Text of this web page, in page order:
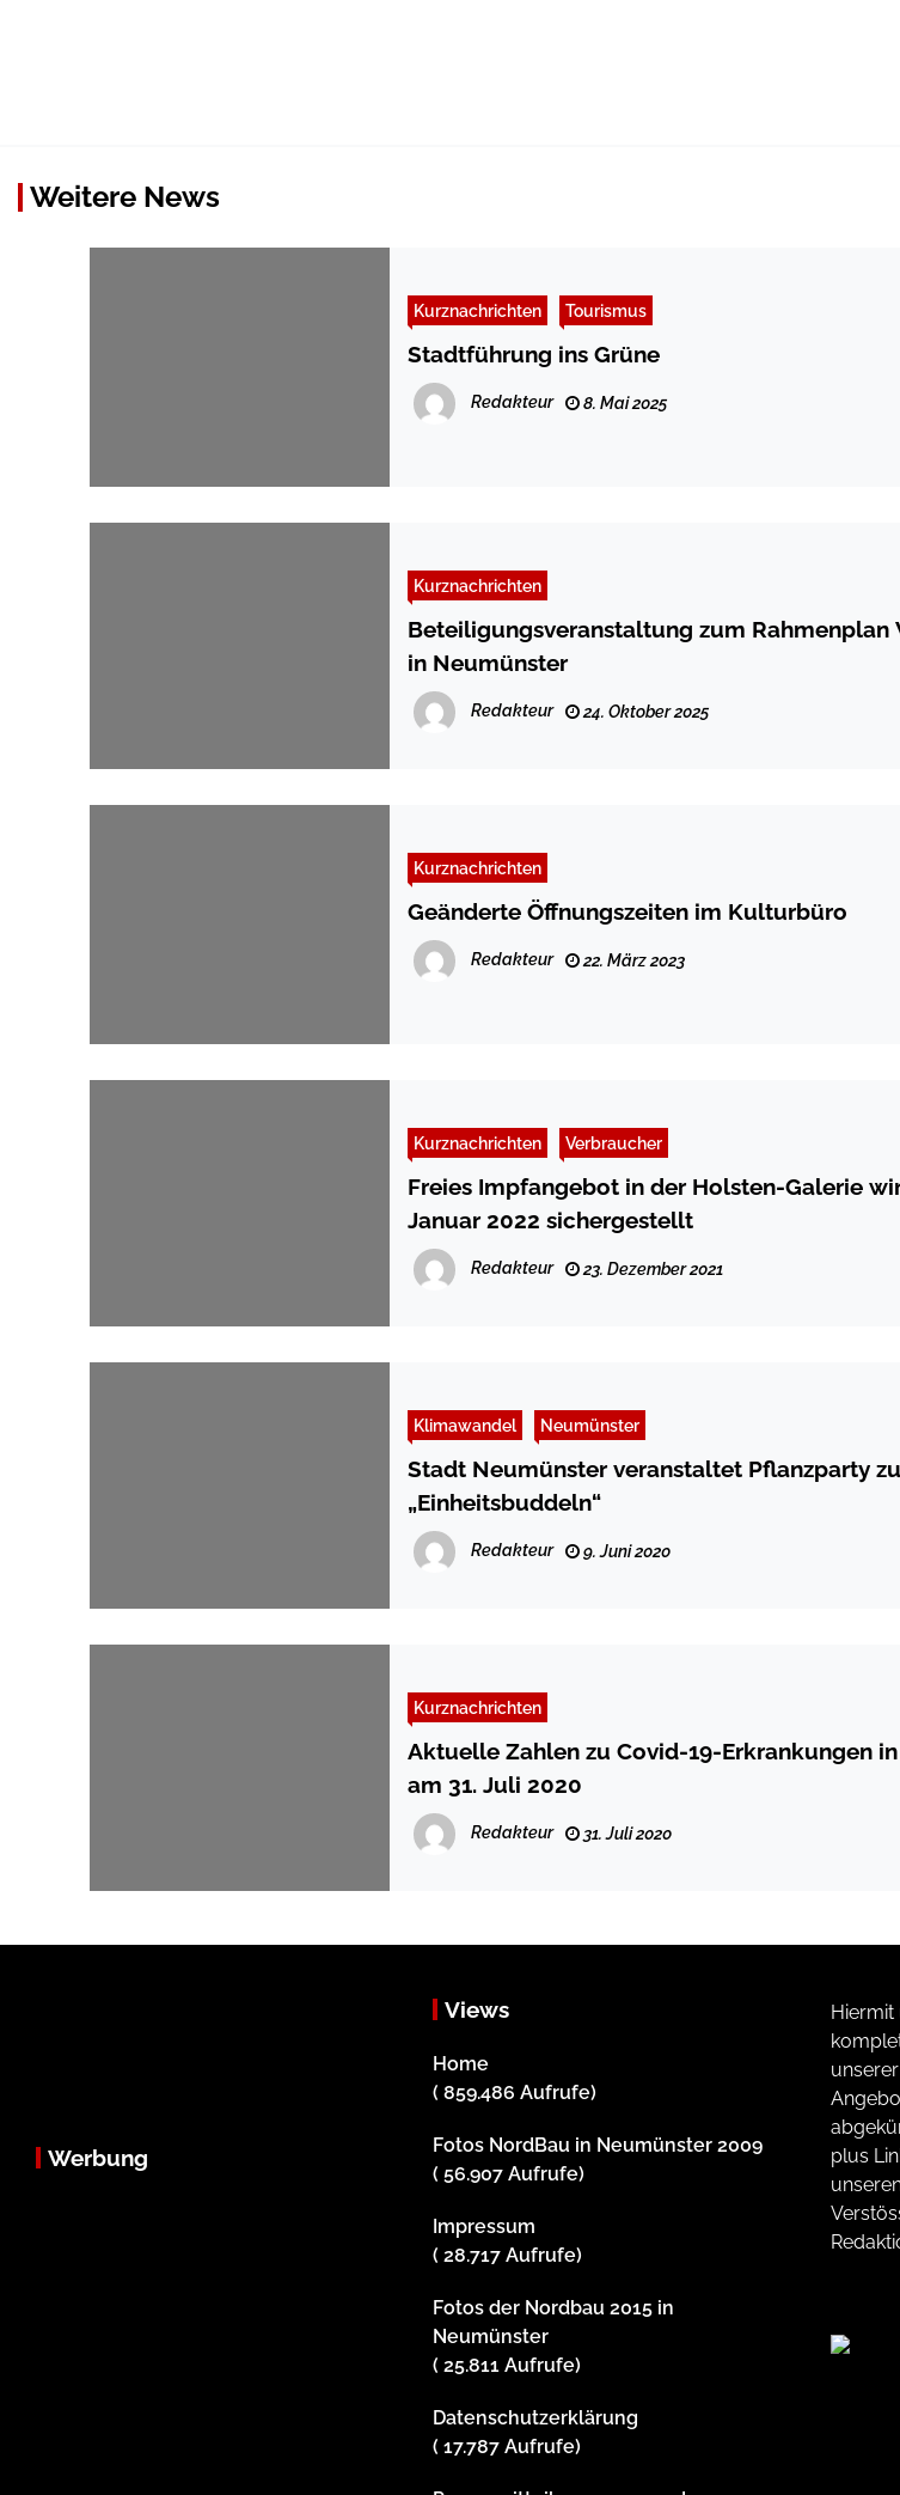
Weitere News
Kurznachrichten Tourismus
Stadtführung ins Grüne
Redakteur 8. Mai 2025
Kurznachrichten
Beteiligungsveranstaltung zum Rahmenplan
in Neumünster
Redakteur 24. Oktober 2025
Kurznachrichten
Geänderte Öffnungszeiten im Kulturbüro
Redakteur 22. März 2023
Kurznachrichten Verbraucher
Freies Impfangebot in der Holsten-Galerie
Januar 2022 sichergestellt
Redakteur 23. Dezember 2021
Klimawandel Neumünster
Stadt Neumünster veranstaltet Pflanzparty
„Einheitsbuddeln“
Redakteur 9. Juni 2020
Kurznachrichten
Aktuelle Zahlen zu Covid-19-Erkrankungen
am 31. Juli 2020
Redakteur 31. Juli 2020
Werbung
Views
Home
( 859.486 Aufrufe)
Fotos NordBau in Neumünster 2009
( 56.907 Aufrufe)
Impressum
( 28.717 Aufrufe)
Fotos der Nordbau 2015 in
Neumünster
( 25.811 Aufrufe)
Datenschutzerklärung
( 17.787 Aufrufe)
Hiermit
plus